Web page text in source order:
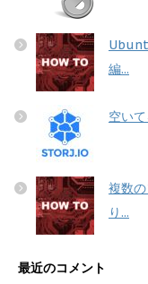
編...
空い
複数
り...
最近のコメント